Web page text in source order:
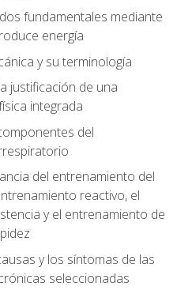
fundamentales mediante
energía
y su terminología
justificación de una
integrada
del
del entrenamiento del
reactivo, el
y el entrenamiento de
y los síntomas de las
seleccionadas